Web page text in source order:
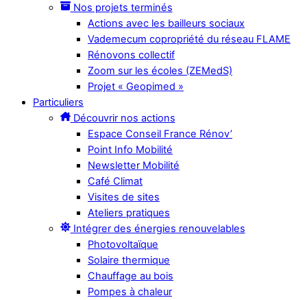
Nos projets terminés
Actions avec les bailleurs sociaux
Vademecum copropriété du réseau FLAME
Rénovons collectif
Zoom sur les écoles (ZEMedS)
Projet « Geopimed »
Particuliers
Découvrir nos actions
Espace Conseil France Rénov’
Point Info Mobilité
Newsletter Mobilité
Café Climat
Visites de sites
Ateliers pratiques
Intégrer des énergies renouvelables
Photovoltaïque
Solaire thermique
Chauffage au bois
Pompes à chaleur